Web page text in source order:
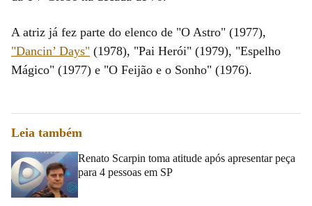
A atriz já fez parte do elenco de "O Astro" (1977),
"Dancin’ Days" (1978), "Pai Herói" (1979), "Espelho
Mágico" (1977) e "O Feijão e o Sonho" (1976).
Leia também
Renato Scarpin toma atitude após apresentar peça
para 4 pessoas em SP